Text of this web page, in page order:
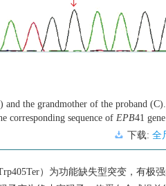
the grandmother of the proband
corresponding sequence of EPB41
下载: 全
）为功能缺失型突变，有极